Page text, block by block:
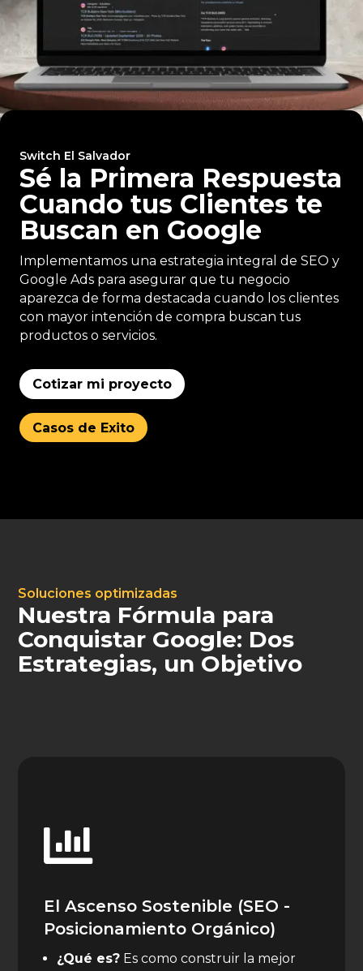
Switch El Salvador
Sé la Primera Respuesta
Cuando tus Clientes te
Buscan en Google
Implementamos una estrategia integral de SEO y
Google Ads para asegurar que tu negocio
aparezca de forma destacada cuando los clientes
con mayor intención de compra buscan tus
productos o servicios.
Cotizar mi proyecto
Casos de Exito
Soluciones optimizadas
Nuestra Fórmula para
Conquistar Google: Dos
Estrategias, un Objetivo

El Ascenso Sostenible (SEO -
Posicionamiento Orgánico)
¿Qué es? Es como construir la mejor